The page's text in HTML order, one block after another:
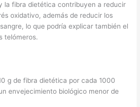
la fibra dietética contribuyen a reducir
oxidativo, además de reducir los
lo que podría explicar también el
telómeros.
g de fibra dietética por cada 1000
envejecimiento biológico menor de